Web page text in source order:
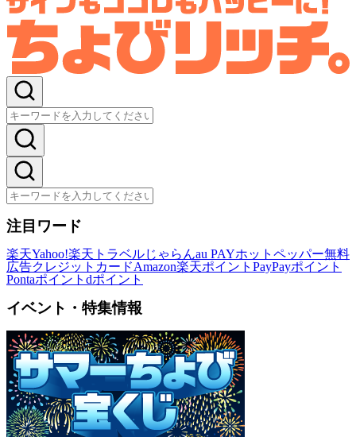
注目ワード
楽天Yahoo!楽天トラベルじゃらんau PAYホットペッパー無料
広告クレジットカードAmazon楽天ポイント PayPayポイント
Pontaポイント dポイント
イベント・特集情報